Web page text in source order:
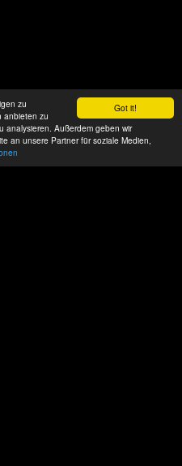
Got it!
zu
anbieten zu
analysieren. Außerdem geben wir
an unsere Partner für soziale Medien,